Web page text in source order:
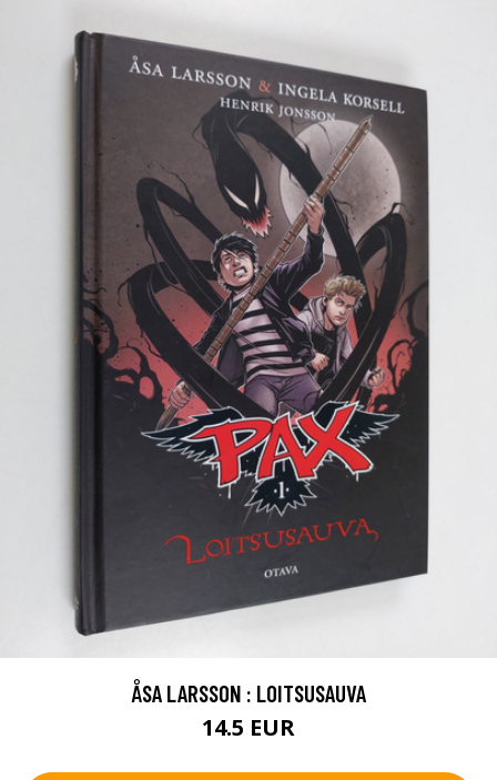
ÅSA LARSSON : LOITSUSAUVA
14.5 EUR